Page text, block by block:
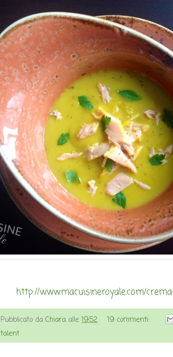
http://www.macuisineroyale.com/
Pubblicato daChiara alle19:52
19 commenti: